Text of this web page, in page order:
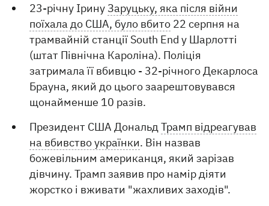
23-річну Ірину Заруцьку, яка після війни
поїхала до США, було вбито 22 серпня на
трамвайній станції South End у Шарлотті
(штат Північна Кароліна). Поліція
затримала її вбивцю - 32-річного Декарлоса
Брауна, який до цього заарештовувався
щонайменше 10 разів.
Президент США ДональдТрамп відреагував
на вбивство українки. Він назвав
божевільним американця, який зарізав
дівчину. Трамп заявив про намір діяти
жорстко і вживати "жахливих заходів".